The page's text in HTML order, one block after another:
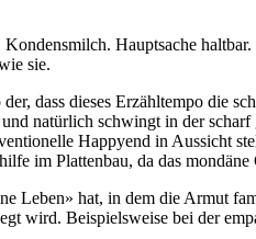
Hauptsache
sie.
dass dieses Erzähltempo die
natürlich schwingt in der
Happyend in Aussicht
im Plattenbau, da das
Leben» hat, in dem die Armut
wird. Beispielsweise bei der